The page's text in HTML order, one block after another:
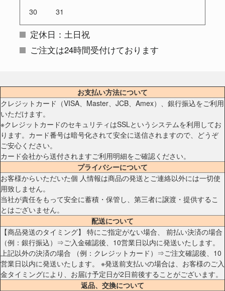
30 31
定休日：土日祝
ご注文は24時間受付けております
お支払い方法について
クレジットカード（VISA、Master、JCB、Amex）、銀行振込をご利用
いただけます。
※クレジットカードのセキュリティはSSLというシステムを利用してお
ります。カード番号は暗号化されて安全に送信されますので、どうぞ
ご安心ください。
カード会社から送付されますご利用明細をご確認ください。
プライバシーについて
お客様からいただいた個 人情報は商品の発送とご連絡以外には一切使
用致しません。
当社が責任をもって安全に蓄積・保管し、第三者に譲渡・提供するこ
とはございません。
配送について
【商品発送のタイミング】 特にご指定がない場合、 前払い決済の場合
（例：銀行振込）⇒ご入金確認後、10営業日以内に発送いたします。
上記以外の決済の場合 （例：クレジットカード）⇒ご注文確認後、10
営業日以内に発送いたします。 ※発送前支払いの場合は、お客様のご入
金タイミングにより、お届け予定日が2日前後することがございます。
返品、交換について